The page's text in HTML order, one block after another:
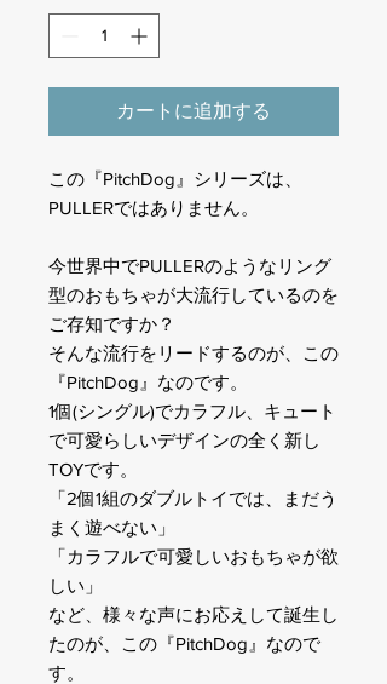
カートに追加する
この『PitchDog』シリーズは、
PULLERではありません。
今世界中でPULLERのようなリング
型のおもちゃが大流行しているのを
ご存知ですか？
そんな流行をリードするのが、この
『PitchDog』なのです。
1個(シングル)でカラフル、キュート
で可愛らしいデザインの全く新し
TOYです。
「2個1組のダブルトイでは、まだう
まく遊べない」
「カラフルで可愛しいおもちゃが欲
しい」
など、様々な声にお応えして誕生し
たのが、この『PitchDog』なので
す。